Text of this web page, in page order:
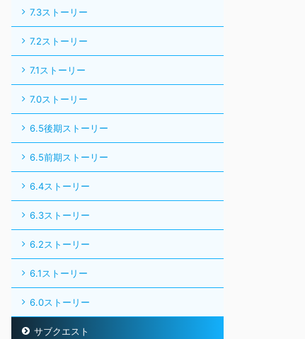
7.3ストーリー
7.2ストーリー
7.1ストーリー
7.0ストーリー
6.5後期ストーリー
6.5前期ストーリー
6.4ストーリー
6.3ストーリー
6.2ストーリー
6.1ストーリー
6.0ストーリー
サブクエスト